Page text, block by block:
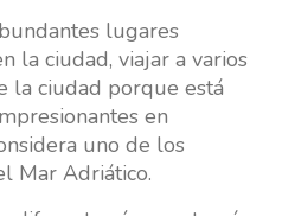
lugares
la ciudad, viajar a varios
la ciudad porque está
en
uno de los
Mar Adriático.